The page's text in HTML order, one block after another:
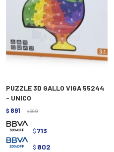
PUZZLE 3D GALLO VIGA 55244
- UNICO
$ 891 $ 990
$ 713
$ 802